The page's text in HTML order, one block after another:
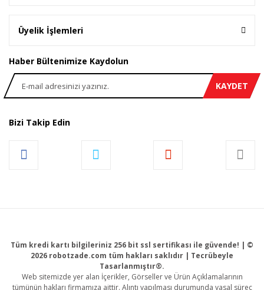
Üyelik İşlemleri
Haber Bültenimize Kaydolun
KAYDET
Bizi Takip Edin
Tüm kredi kartı bilgileriniz 256 bit ssl sertifikası ile güvende! | ©
2026 robotzade.com tüm hakları saklıdır | Tecrübeyle
Tasarlanmıştır®.
Web sitemizde yer alan İçerikler, Görseller ve Ürün Açıklamalarının
tümünün hakları firmamıza aittir. Alıntı yapılması durumunda yasal süreç